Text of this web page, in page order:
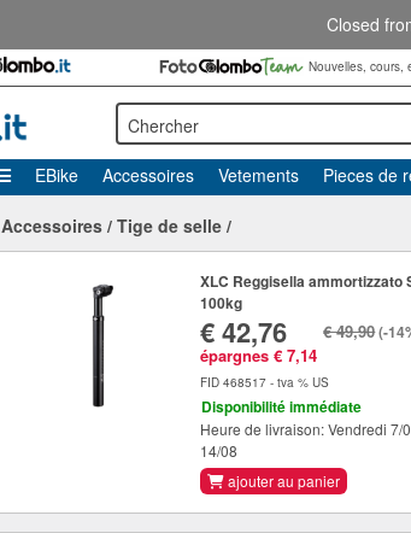
Closed
Nouvelles, cours,
Chercher
EBike
Accessoires Vetements Pieces de
Accessoires / Tige de selle /
XLC Reggisella ammortizzato
100kg
€ 42,76
épargnes € 7,14
€ 49,90(-
FID 468517 - tva % US
Disponibilité immédiate
Heure de livraison: Vendredi 7/
14/08
ajouter au panier